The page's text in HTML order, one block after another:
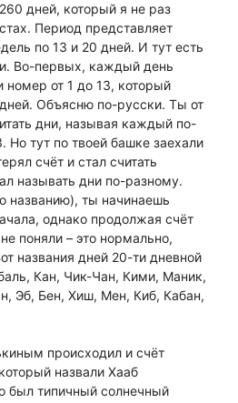
дней, который я не раз
Период представляет
по 13 и 20 дней. И тут есть
Во-первых, каждый день
номер от 1 до 13, который
Объясню по-русски. Ты от
дни, называя каждый по-
Но тут по твоей башке заехали
счёт и стал считать
называть дни по-разному.
названию), ты начинаешь
однако продолжая счёт
поняли – это нормально,
названия дней 20-ти дневной
Кан, Чик-Чан, Кими, Маник,
Эб, Бен, Хиш, Мен, Киб, Кабан,
происходил и счёт
назвали Хааб
был типичный солнечный